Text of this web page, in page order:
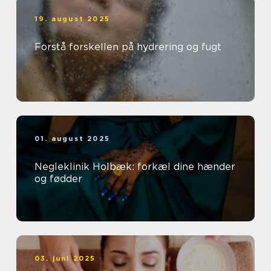
19. august 2025
Forstå forskellen på hydrering og fugt
01. august 2025
Negleklinik Holbæk: forkæl dine hænder
og fødder
03. juni 2025